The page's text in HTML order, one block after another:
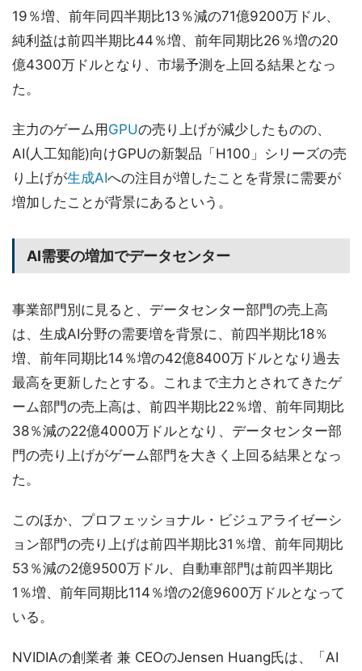
19％増、前年同四半期比13％減の71億9200万ドル、
純利益は前四半期比44％増、前年同期比26％増の20
億4300万ドルとなり、市場予測を上回る結果となっ
た。
主力のゲーム用 GPUの売り上げが減少したものの、
AI(人工知能)向けGPUの新製品「H100」シリーズの売
り上げが生成AIへの注目が増したことを背景に需要が
増加したことが背景にあるという。
AI需要の増加でデータセンター
事業部門別に見ると、データセンター部門の売上高
は、生成AI分野の需要増を背景に、前四半期比18％
増、前年同期比14％増の42億8400万ドルとなり過去
最高を更新したとする。これまで主力とされてきたゲ
ーム部門の売上高は、前四半期比22％増、前年同期比
38％減の22億4000万ドルとなり、データセンター部
門の売り上げがゲーム部門を大きく上回る結果となっ
た。
このほか、プロフェッショナル・ビジュアライゼーシ
ョン部門の売り上げは前四半期比31％増、前年同期比
53％減の2億9500万ドル、自動車部門は前四半期比
1％増、前年同期比114％増の2億9600万ドルとなって
いる。
NVIDIAの創業者 兼 CEOのJensen Huang氏は、「AI